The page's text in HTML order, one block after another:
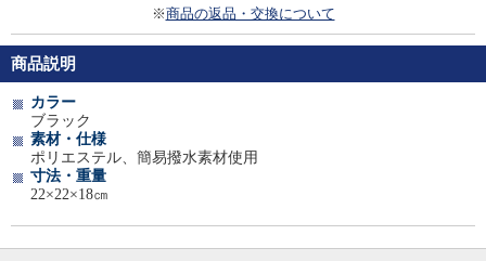
※商品の返品・交換について
商品説明
カラー
ブラック
素材・仕様
ポリエステル、簡易撥水素材使用
寸法・重量
22×22×18㎝